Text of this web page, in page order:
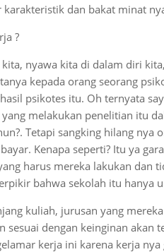
dan bakat minat
?
nyawa kita di dalam diri
kepada orang seorang
psikotes itu. Oh ternyata
melakukan penelitian itu
Tetapi sangking hilang
Kenapa seperti? Itu ya
harus mereka lakukan dan
bahwa sekolah itu hanya
kuliah, jurusan yang
sesuai dengan keinginan akan
kerja ini karena kerja